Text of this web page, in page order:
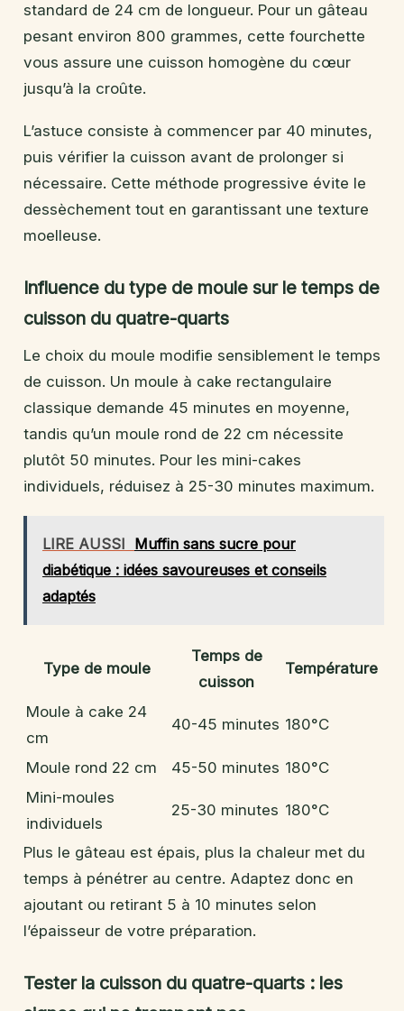
standard de 24 cm de longueur. Pour un gâteau
pesant environ 800 grammes, cette fourchette
vous assure une cuisson homogène du cœur
jusqu’à la croûte.
L’astuce consiste à commencer par 40 minutes,
puis vérifier la cuisson avant de prolonger si
nécessaire. Cette méthode progressive évite le
dessèchement tout en garantissant une texture
moelleuse.
Influence du type de moule sur le temps de
cuisson du quatre-quarts
Le choix du moule modifie sensiblement le temps
de cuisson. Un moule à cake rectangulaire
classique demande 45 minutes en moyenne,
tandis qu’un moule rond de 22 cm nécessite
plutôt 50 minutes. Pour les mini-cakes
individuels, réduisez à 25-30 minutes maximum.
LIRE AUSSI Muffin sans sucre pour
diabétique : idées savoureuses et conseils
adaptés
Type de moule
Temps de
cuisson
Température
Moule à cake 24
cm
40-45 minutes 180°C
Moule rond 22 cm 45-50 minutes 180°C
Mini-moules
individuels
25-30 minutes 180°C
Plus le gâteau est épais, plus la chaleur met du
temps à pénétrer au centre. Adaptez donc en
ajoutant ou retirant 5 à 10 minutes selon
l’épaisseur de votre préparation.
Tester la cuisson du quatre-quarts : les